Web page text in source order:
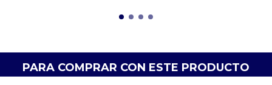
PARA COMPRAR CON ESTE PRODUCTO